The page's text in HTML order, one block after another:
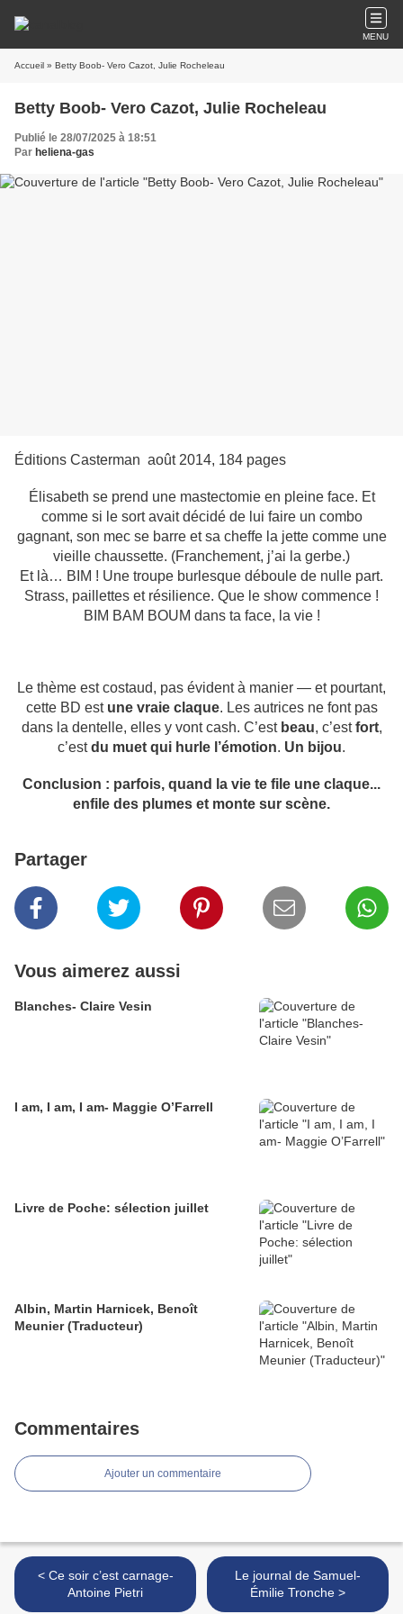
MENU
Accueil » Betty Boob- Vero Cazot, Julie Rocheleau
Betty Boob- Vero Cazot, Julie Rocheleau
Publié le 28/07/2025 à 18:51
Par heliena-gas
Éditions Casterman août 2014, 184 pages
Élisabeth se prend une mastectomie en pleine face. Et
comme si le sort avait décidé de lui faire un combo
gagnant, son mec se barre et sa cheffe la jette comme une
vieille chaussette. (Franchement, j’ai la gerbe.)
Et là… BIM ! Une troupe burlesque déboule de nulle part.
Strass, paillettes et résilience. Que le show commence !
BIM BAM BOUM dans ta face, la vie !
Le thème est costaud, pas évident à manier — et pourtant,
cette BD est une vraie claque. Les autrices ne font pas
dans la dentelle, elles y vont cash. C’est beau, c’estfort,
c’estdu muet qui hurle l’émotion. Un bijou.
Conclusion : parfois, quand la vie te file une claque...
enfile des plumes et monte sur scène.
Partager
Vous aimerez aussi
Blanches- Claire Vesin
I am, I am, I am- Maggie O’Farrell
Livre de Poche: sélection juillet
Albin, Martin Harnicek, Benoît
Meunier (Traducteur)
Commentaires
Ajouter un commentaire
< Ce soir c’est carnage-
Antoine Pietri
Le journal de Samuel-
Émilie Tronche >